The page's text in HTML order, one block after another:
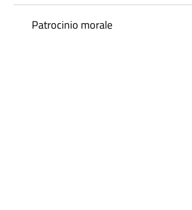
Patrocinio morale